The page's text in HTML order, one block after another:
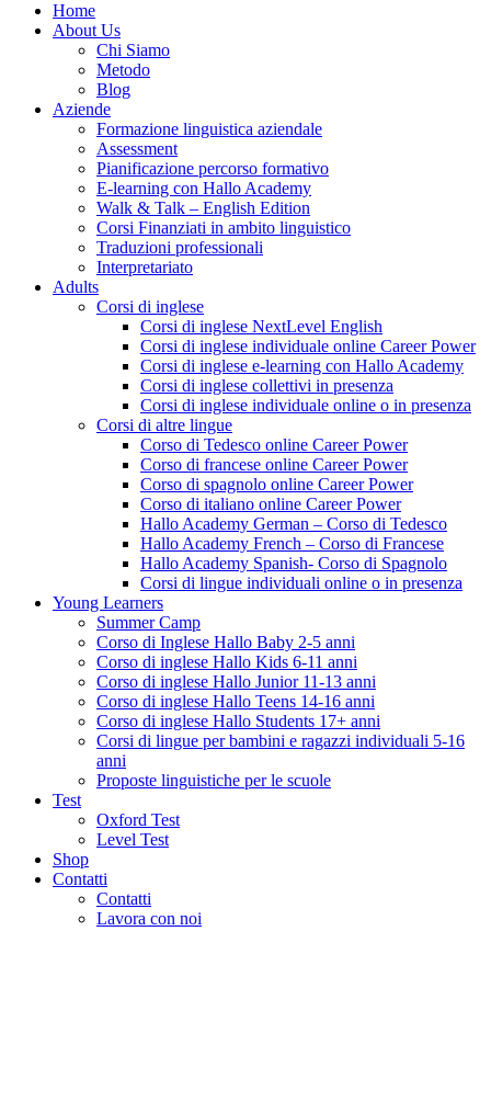
Home
About Us
Chi Siamo
Metodo
Blog
Aziende
Formazione linguistica aziendale
Assessment
Pianificazione percorso formativo
E-learning con Hallo Academy
Walk & Talk – English Edition
Corsi Finanziati in ambito linguistico
Traduzioni professionali
Interpretariato
Adults
Corsi di inglese
Corsi di inglese NextLevel English
Corsi di inglese individuale online Career Power
Corsi di inglese e-learning con Hallo Academy
Corsi di inglese collettivi in presenza
Corsi di inglese individuale online o in presenza
Corsi di altre lingue
Corso di Tedesco online Career Power
Corso di francese online Career Power
Corso di spagnolo online Career Power
Corso di italiano online Career Power
Hallo Academy German – Corso di Tedesco
Hallo Academy French – Corso di Francese
Hallo Academy Spanish- Corso di Spagnolo
Corsi di lingue individuali online o in presenza
Young Learners
Summer Camp
Corso di Inglese Hallo Baby 2-5 anni
Corso di inglese Hallo Kids 6-11 anni
Corso di inglese Hallo Junior 11-13 anni
Corso di inglese Hallo Teens 14-16 anni
Corso di inglese Hallo Students 17+ anni
Corsi di lingue per bambini e ragazzi individuali 5-16
anni
Proposte linguistiche per le scuole
Test
Oxford Test
Level Test
Shop
Contatti
Contatti
Lavora con noi